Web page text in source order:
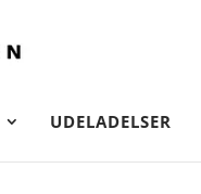
UDELADELSER